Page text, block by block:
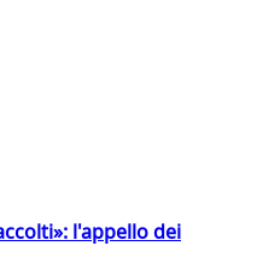
l'appello dei